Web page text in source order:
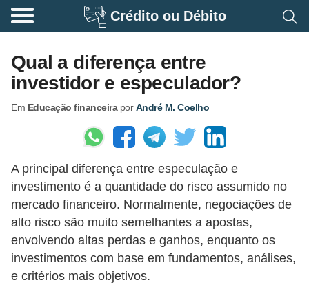
Crédito ou Débito
Qual a diferença entre
investidor e especulador?
Em Educação financeiraporAndré M. Coelho
A principal diferença entre especulação e
investimento é a quantidade do risco assumido no
mercado financeiro. Normalmente, negociações de
alto risco são muito semelhantes a apostas,
envolvendo altas perdas e ganhos, enquanto os
investimentos com base em fundamentos, análises,
e critérios mais objetivos.
A
o
s
e
a
d
r
i
a